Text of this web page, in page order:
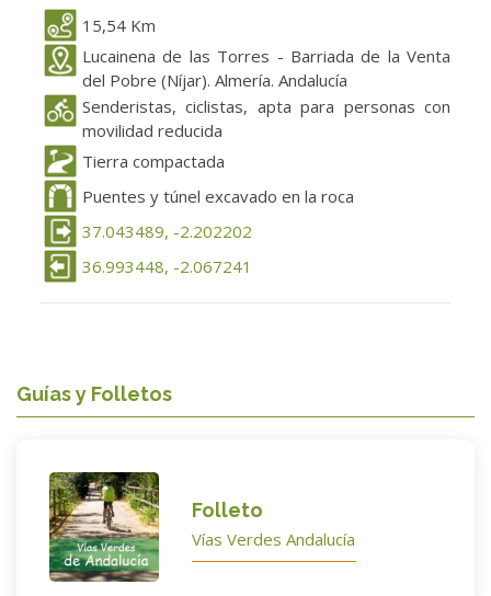
15,54 Km
Lucainena de las Torres - Barriada de la Venta
del Pobre (Níjar). Almería. Andalucía
Senderistas, ciclistas, apta para personas con
movilidad reducida
Tierra compactada
Puentes y túnel excavado en la roca
37.043489, -2.202202
36.993448, -2.067241
Guías y Folletos
Folleto
Vías Verdes Andalucía